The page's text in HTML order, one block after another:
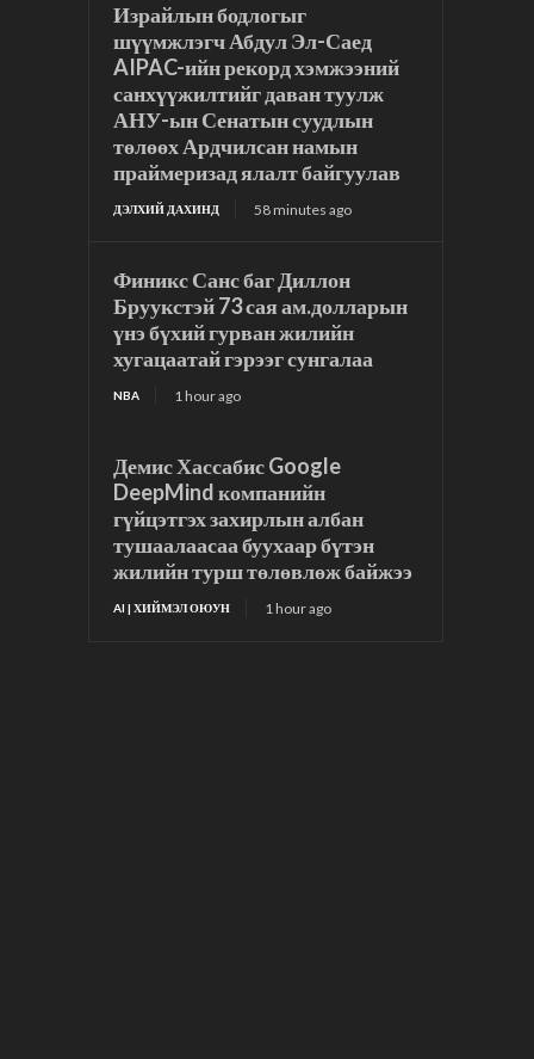
Израйлын бодлогыг
шүүмжлэгч Абдул Эл-Саед
AIPAC-ийн рекорд хэмжээний
санхүүжилтийг даван туулж
АНУ-ын Сенатын суудлын
төлөөх Ардчилсан намын
праймеризад ялалт байгуулав
ДЭЛХИЙ ДАХИНД 58 minutes ago
Финикс Санс баг Диллон
Бруукстэй 73 сая ам.долларын
үнэ бүхий гурван жилийн
хугацаатай гэрээг сунгалаа
NBA 1 hour ago
Демис Хассабис Google
DeepMind компанийн
гүйцэтгэх захирлын албан
тушаалаасаа буухаар бүтэн
жилийн турш төлөвлөж байжээ
AI | ХИЙМЭЛ ОЮУН 1 hour ago